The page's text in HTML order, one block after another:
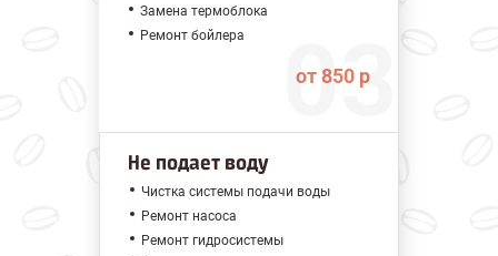
Замена термоблока
Ремонт бойлера
от 850 р
Не подает воду
Чистка системы подачи воды
Ремонт насоса
Ремонт гидросистемы